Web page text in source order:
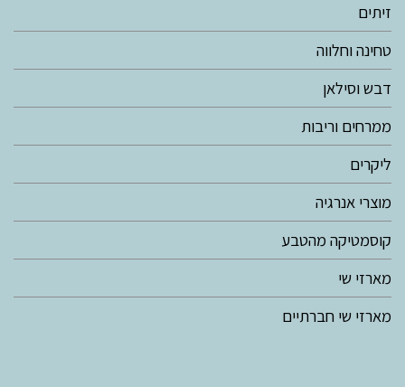
זיתים
טחינה וחלווה
דבש וסילאן
ממרחים וריבות
ליקרים
מוצרי אנרגיה
קוסמטיקה מהטבע
מארזי שי
מארזי שי חברתיים